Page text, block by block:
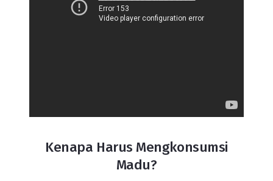
Kenapa Harus Mengkonsumsi
Madu?